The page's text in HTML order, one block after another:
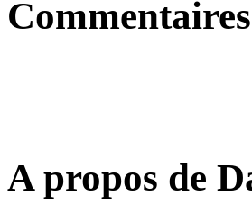
Commentaires
A propos de